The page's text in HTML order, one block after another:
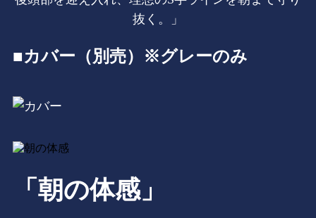
抜く。」
■カバー（別売）※グレーのみ
「朝の体感」